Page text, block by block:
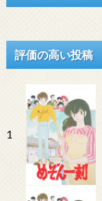
評価の高い投稿
1